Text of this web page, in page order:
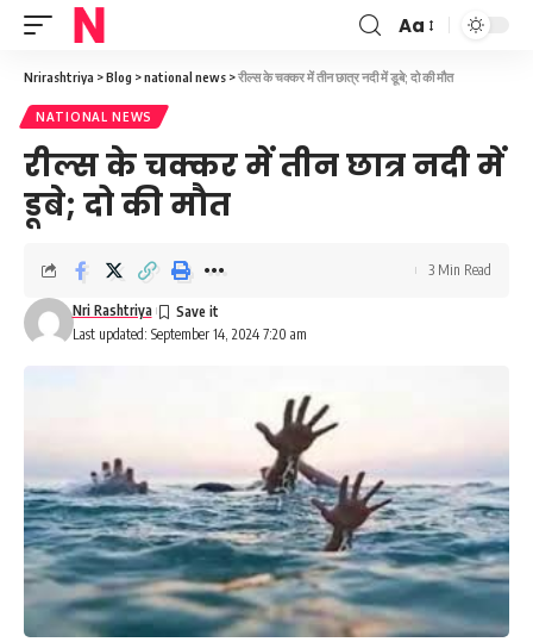
Font
Resizer
Aa
Nrirashtriya >Blog >national news >रील्स के चक्कर में तीन छात्र नदी में डूबे; दो की मौत
NATIONAL NEWS
रील्स के चक्कर में तीन छात्र नदी में
डूबे; दो की मौत
Last updated: September 14, 2024 7:20 am
Nri Rashtriya
3 Min Read